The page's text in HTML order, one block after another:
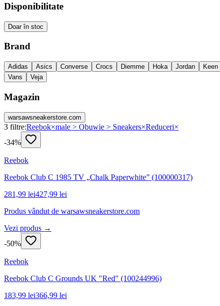
Disponibilitate
Doar în stoc
Brand
Adidas Asics Converse Crocs Diemme Hoka Jordan Keen
Vans
Veja
Magazin
warsawsneakerstore.com
3 filtre:Reebok×male > Obuwie > Sneakers×Reduceri×
-34%
Reebok
Reebok Club C 1985 TV „Chalk Paperwhite” (100000317)
281,99 lei427,99 lei
Produs vândut de warsawsneakerstore.com
Vezi produs →
-50%
Reebok
Reebok Club C Grounds UK "Red" (100244996)
183,99 lei366,99 lei